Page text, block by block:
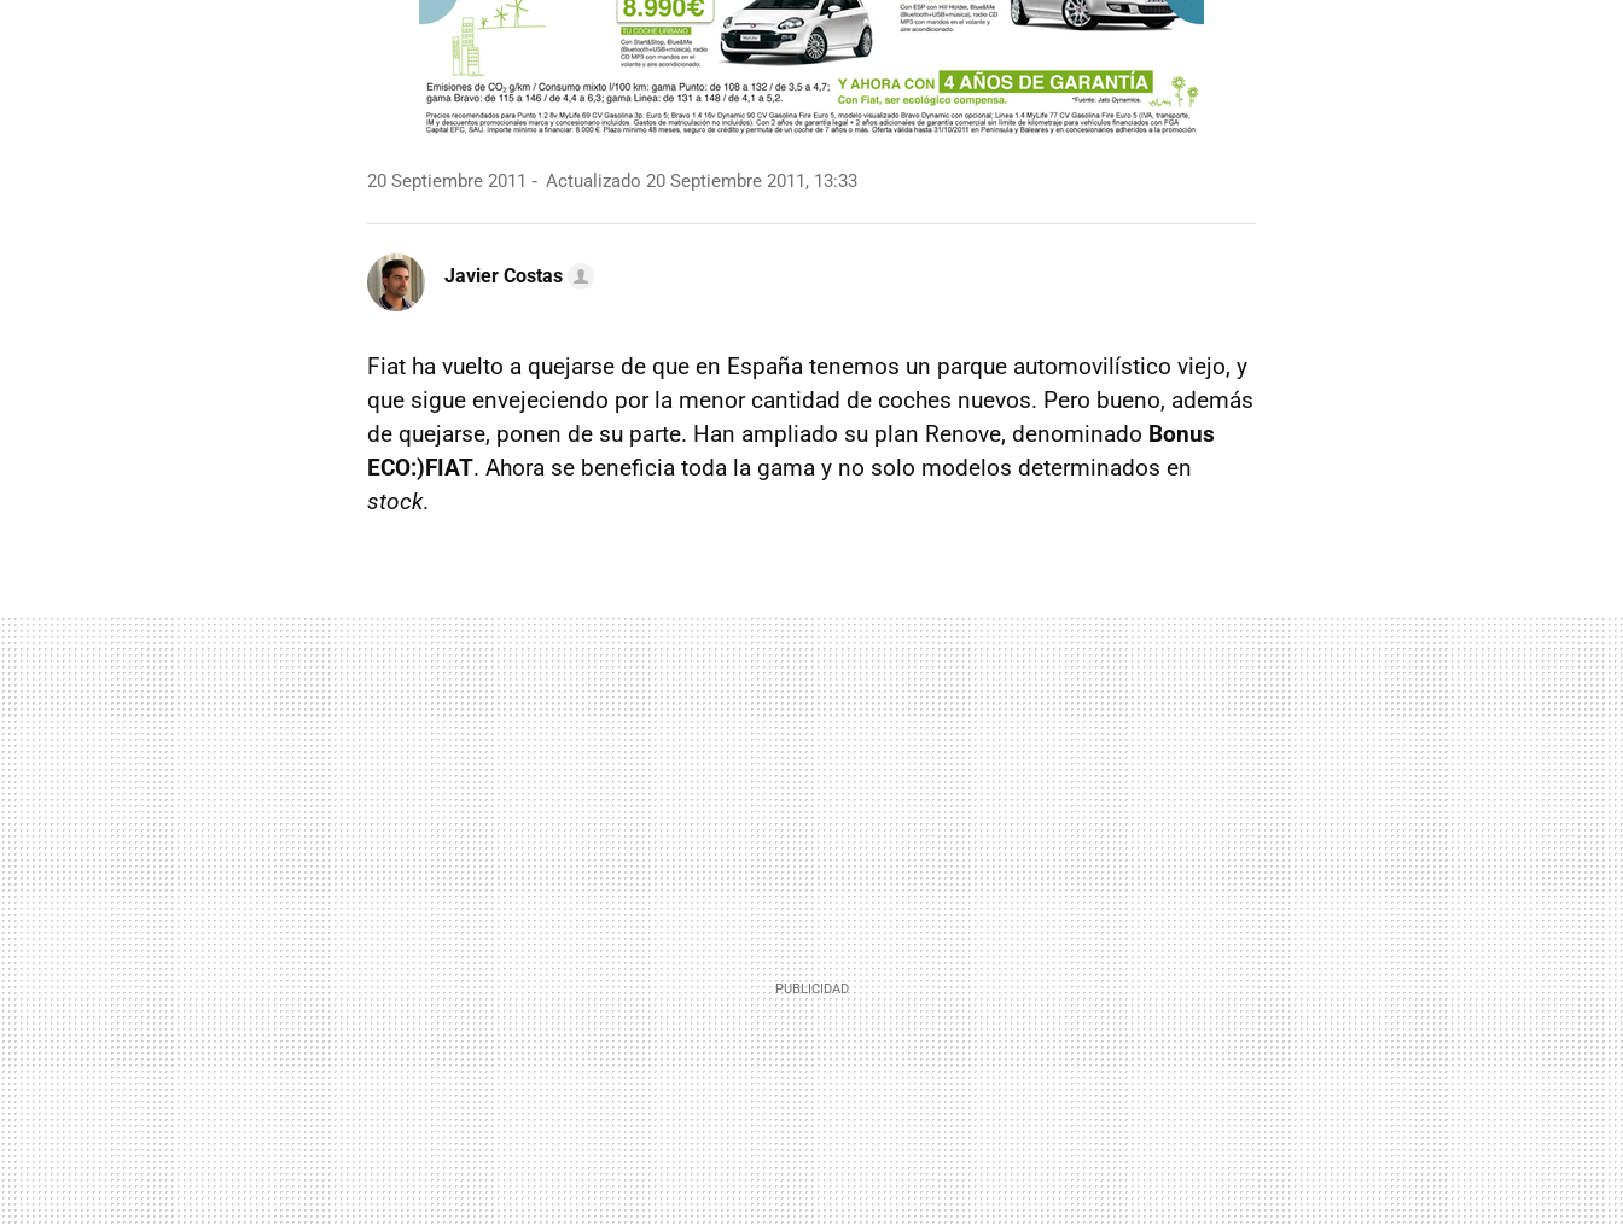
20 Septiembre 2011 Actualizado 20 Septiembre 2011, 13:33
Javier Costas
Fiat ha vuelto a quejarse de que en España tenemos un parque automovilístico viejo, y
que sigue envejeciendo por la menor cantidad de coches nuevos. Pero bueno, además
de quejarse, ponen de su parte. Han ampliado su plan Renove, denominado Bonus
ECO:)FIAT. Ahora se beneficia toda la gama y no solo modelos determinados en
stock.